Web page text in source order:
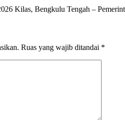
Kilas, Bengkulu Tengah –
Ruas yang wajib ditandai *